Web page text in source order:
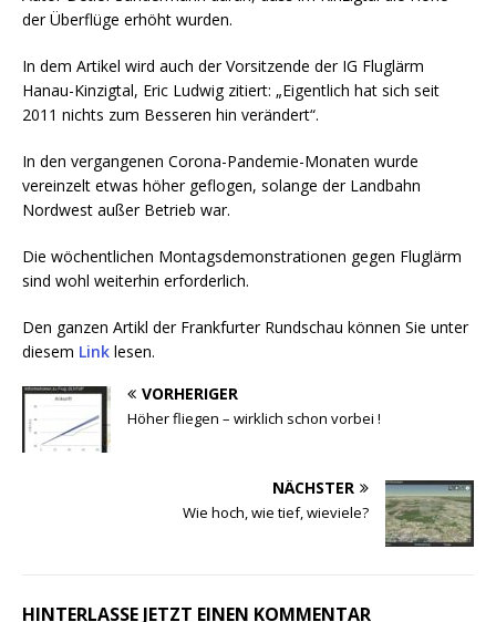
der Überflüge erhöht wurden.
In dem Artikel wird auch der Vorsitzende der IG Fluglärm
Hanau-Kinzigtal, Eric Ludwig zitiert: „Eigentlich hat sich seit
2011 nichts zum Besseren hin verändert“.
In den vergangenen Corona-Pandemie-Monaten wurde
vereinzelt etwas höher geflogen, solange der Landbahn
Nordwest außer Betrieb war.
Die wöchentlichen Montagsdemonstrationen gegen Fluglärm
sind wohl weiterhin erforderlich.
Den ganzen Artikl der Frankfurter Rundschau können Sie unter
diesem Link lesen.
VORHERIGER
Höher fliegen – wirklich schon vorbei !
NÄCHSTER
Wie hoch, wie tief, wieviele?
HINTERLASSE JETZT EINEN KOMMENTAR